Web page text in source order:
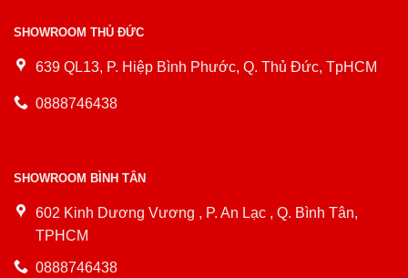
SHOWROOM THỦ ĐỨC
639 QL13, P. Hiệp Bình Phước, Q. Thủ Đức, TpHCM
0888746438
SHOWROOM BÌNH TÂN
602 Kinh Dương Vương , P. An Lạc , Q. Bình Tân,
TPHCM
0888746438